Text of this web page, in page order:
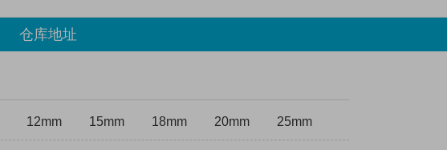
仓库地址
12mm 15mm 18mm 20mm 25mm